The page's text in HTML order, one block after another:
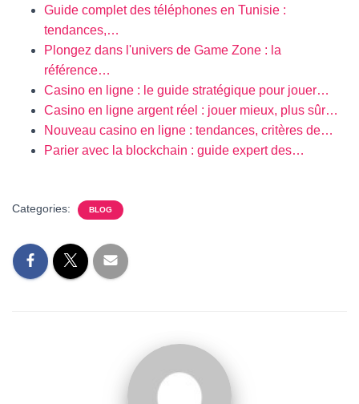
Guide complet des téléphones en Tunisie :
tendances,…
Plongez dans l'univers de Game Zone : la
référence…
Casino en ligne : le guide stratégique pour jouer…
Casino en ligne argent réel : jouer mieux, plus sûr…
Nouveau casino en ligne : tendances, critères de…
Parier avec la blockchain : guide expert des…
Categories: BLOG